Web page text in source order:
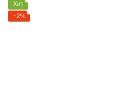
Хит
−2%